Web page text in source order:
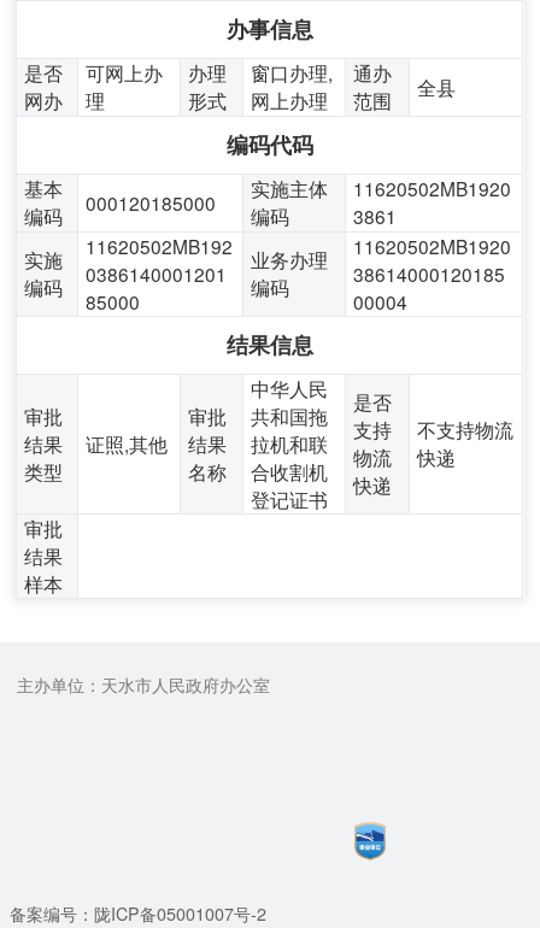
办事信息
是否
网办
可网上办
理
办理
形式
窗口办理,
网上办理
通办
范围
全县
编码代码
基本
编码
000120185000
实施主体
编码
11620502MB1920
3861
实施
编码
11620502MB192
0386140001201
85000
业务办理
编码
11620502MB1920
38614000120185
00004
结果信息
审批
结果
类型
证照,其他
审批
结果
名称
中华人民
共和国拖
拉机和联
合收割机
登记证书
是否
支持
物流
快递
不支持物流
快递
审批
结果
样本
主办单位：天水市人民政府办公室
备案编号：陇ICP备05001007号-2